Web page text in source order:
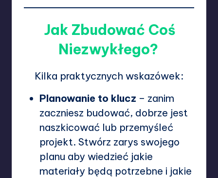
Jak Zbudować Coś
Niezwykłego?
Kilka praktycznych wskazówek:
Planowanie to klucz – zanim
zaczniesz budować, dobrze jest
naszkicować lub przemyśleć
projekt. Stwórz zarys swojego
planu aby wiedzieć jakie
materiały będą potrzebne i jakie